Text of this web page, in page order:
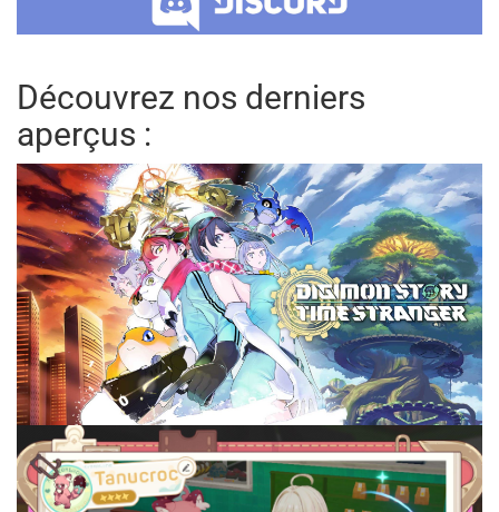
Découvrez nos derniers
aperçus :